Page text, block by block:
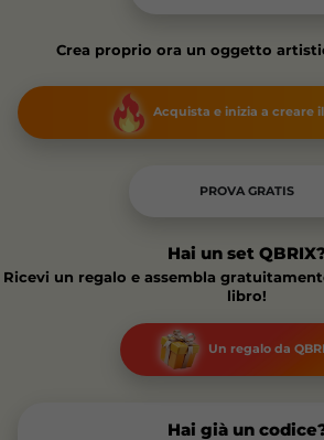
Crea proprio ora un oggetto
Acquista e inizia a creare
PROVA GRATIS
Hai un set
Ricevi un regalo e assembla
libro!
Un regalo da
Hai già un